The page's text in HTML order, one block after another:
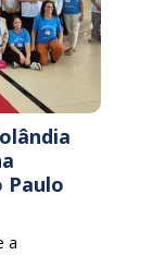
Paulo
a